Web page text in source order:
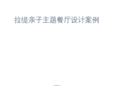
拉缇亲子主题餐厅设计案例